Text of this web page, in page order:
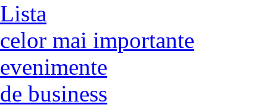
Lista
celor mai importante
evenimente
de business